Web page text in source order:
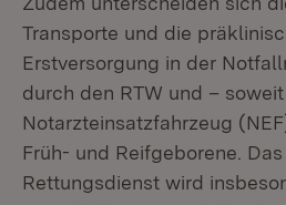
Transporte und die
Erstversorgung in der
durch den RTW und –
Notarzteinsatzfahrzeug
Früh- und Reifgeborene.
Rettungsdienst wird